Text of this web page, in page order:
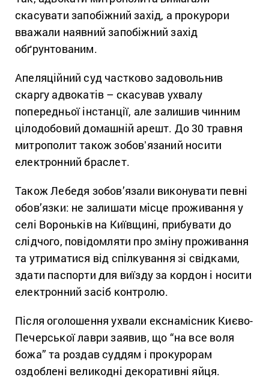
скасувати запобіжний захід, а прокурори
вважали наявний запобіжний захід
обґрунтованим.
Апеляційний суд частково задовольнив
скаргу адвокатів – скасував ухвалу
попередньої інстанції, але залишив чинним
цілодобовий домашній арешт. До 30 травня
митрополит також зобовʼязаний носити
електронний браслет.
Також Лебедя зобов’язали виконувати певні
обов’язки: не залишати місце проживання у
селі Вороньків на Київщині, прибувати до
слідчого, повідомляти про зміну проживання
та утриматися від спілкування зі свідками,
здати паспорти для виїзду за кордон і носити
електронний засіб контролю.
Після оголошення ухвали екснамісник Києво-
Печерської лаври заявив, що “на все воля
божа” та роздав суддям і прокурорам
оздоблені великодні декоративні яйця.